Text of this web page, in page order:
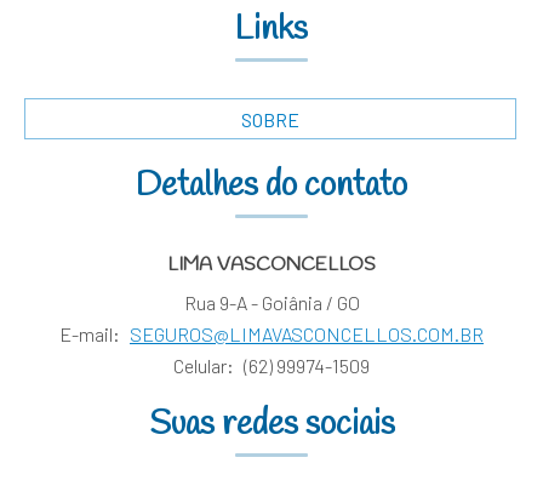
Links
SOBRE
Detalhes do contato
LIMA VASCONCELLOS
Rua 9-A - Goiânia / GO
E-mail: SEGUROS@LIMAVASCONCELLOS.COM.BR
Celular: (62) 99974-1509
Suas redes sociais